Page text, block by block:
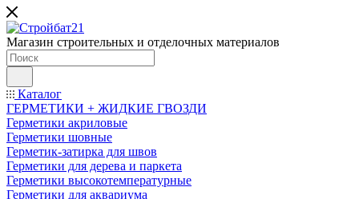
Магазин строительных и отделочных материалов
Каталог
ГЕРМЕТИКИ + ЖИДКИЕ ГВОЗДИ
Герметики акриловые
Герметики шовные
Герметик-затирка для швов
Герметики для дерева и паркета
Герметики высокотемпературные
Герметики для аквариума